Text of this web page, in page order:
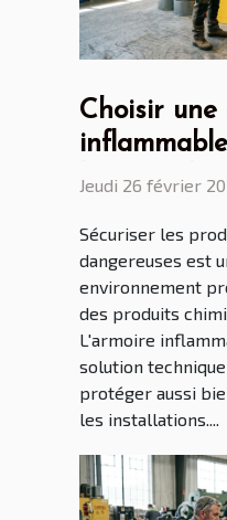
Choisir une
besoins de
Jeudi 26 février
Sécuriser les
dangereuses est
environnement
des produits
L'armoire
solution
protéger aussi
les installations....